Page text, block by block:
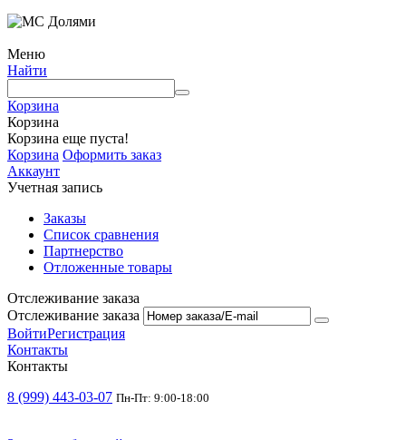
Меню
Найти
Корзина
Корзина
Корзина еще пуста!
Корзина Оформить заказ
Аккаунт
Учетная запись
Заказы
Список сравнения
Партнерство
Отложенные товары
Отслеживание заказа
Отслеживание заказа
ВойтиРегистрация
Контакты
Контакты
8 (999) 443-03-07 Пн-Пт: 9:00-18:00